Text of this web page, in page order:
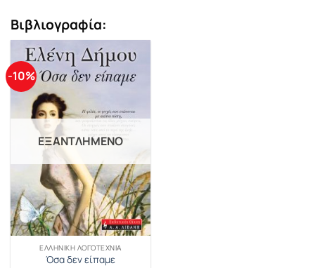
Βιβλιογραφία:
-10%
ΕΞΑΝΤΛΗΜΈΝΟ
ΕΛΛΗΝΙΚΉ ΛΟΓΟΤΕΧΝΊΑ
Όσα δεν είπαμε